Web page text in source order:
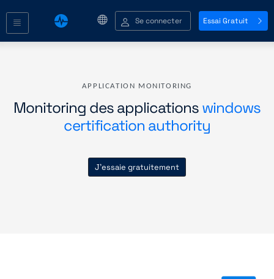
Se connecter Essai Gratuit
APPLICATION MONITORING
Monitoring des applicationswindows
certification authority
J'essaie gratuitement